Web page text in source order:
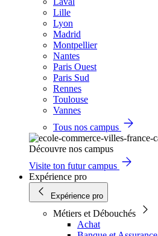
Lille
Lyon
Madrid
Montpellier
Nantes
Paris Ouest
Paris Sud
Rennes
Toulouse
Vannes
Tous nos campus
Découvre nos campus
Visite ton futur campus
Expérience pro
Expérience pro
Métiers et Débouchés
Achat